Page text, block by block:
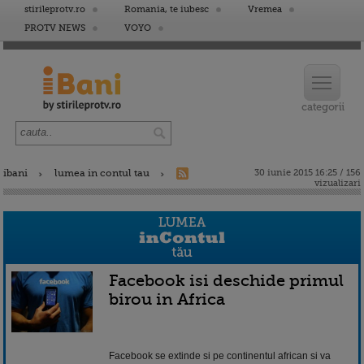
stirileprotv.ro Romania, te iubesc
Vremea
PROTV NEWS
VOYO
ibani lumea in contul tau
30 iunie 2015 16:25 / 156
vizualizari
Facebook isi deschide primul
birou in Africa
Facebook se extinde si pe continentul african si va